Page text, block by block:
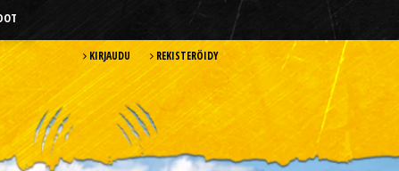
KIRJAUDU REKISTERÖIDY